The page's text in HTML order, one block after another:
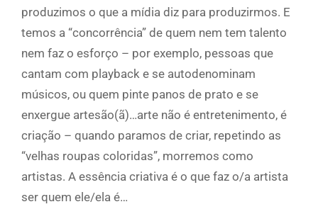
produzimos o que a mídia diz para produzirmos. E
temos a “concorrência” de quem nem tem talento
nem faz o esforço – por exemplo, pessoas que
cantam com playback e se autodenominam
músicos, ou quem pinte panos de prato e se
enxergue artesão(ã)…arte não é entretenimento, é
criação – quando paramos de criar, repetindo as
“velhas roupas coloridas”, morremos como
artistas. A essência criativa é o que faz o/a artista
ser quem ele/ela é…